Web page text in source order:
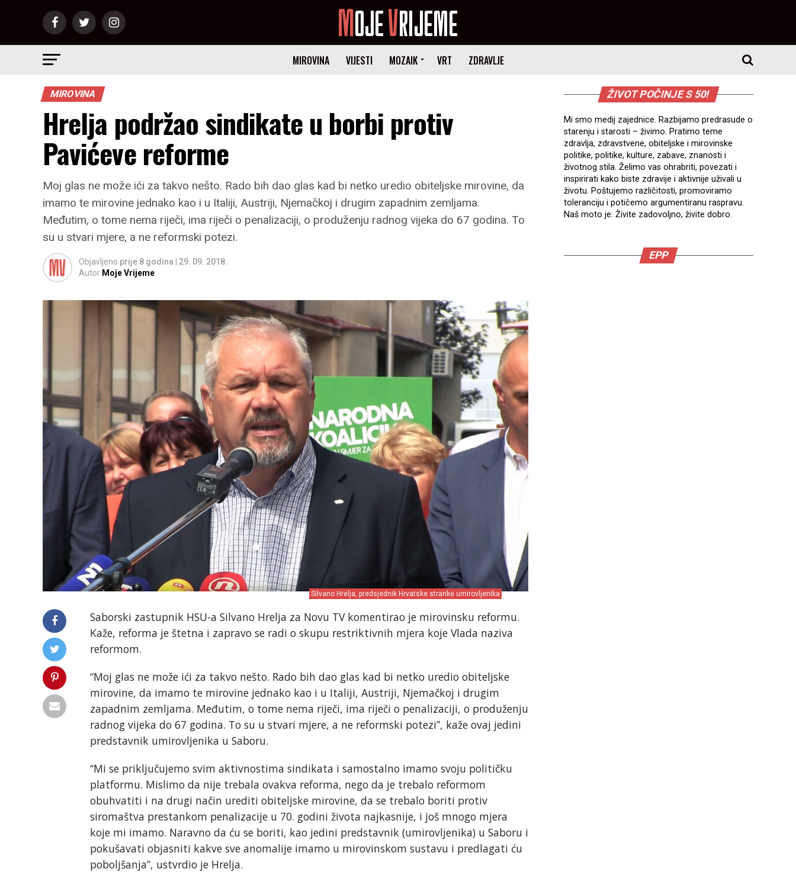
MIROVINA VIJESTI MOZAIK VRT ZDRAVLJE
MIROVINA
Hrelja podržao sindikate u borbi protiv
Pavićeve reforme
Moj glas ne može ići za takvo nešto. Rado bih dao glas kad bi netko uredio obiteljske mirovine, da
imamo te mirovine jednako kao i u Italiji, Austriji, Njemačkoj i drugim zapadnim zemljama.
Međutim, o tome nema riječi, ima riječi o penalizaciji, o produženju radnog vijeka do 67 godina. To
su u stvari mjere, a ne reformski potezi.
Objavljeno prije 8 godina
29. 09. 2018.
Autor Moje Vrijeme
Silvano Hrelja, predsjednik Hrvatske stranke umirovljenika
Saborski zastupnik HSU-a Silvano Hrelja za Novu TV komentirao je mirovinsku reformu.
Kaže, reforma je štetna i zapravo se radi o skupu restriktivnih mjera koje Vlada naziva
reformom.
“Moj glas ne može ići za takvo nešto. Rado bih dao glas kad bi netko uredio obiteljske
mirovine, da imamo te mirovine jednako kao i u Italiji, Austriji, Njemačkoj i drugim
zapadnim zemljama. Međutim, o tome nema riječi, ima riječi o penalizaciji, o produženju
radnog vijeka do 67 godina. To su u stvari mjere, a ne reformski potezi”, kaže ovaj jedini
predstavnik umirovljenika u Saboru.
“Mi se priključujemo svim aktivnostima sindikata i samostalno imamo svoju političku
platformu. Mislimo da nije trebala ovakva reforma, nego da je trebalo reformom
obuhvatiti i na drugi način urediti obiteljske mirovine, da se trebalo boriti protiv
siromaštva prestankom penalizacije u 70. godini života najkasnije, i još mnogo mjera
koje mi imamo. Naravno da ću se boriti, kao jedini predstavnik (umirovljenika) u Saboru i
pokušavati objasniti kakve sve anomalije imamo u mirovinskom sustavu i predlagati ću
poboljšanja”, ustvrdio je Hrelja.
ŽIVOT POČINJE S 50!
Mi smo medij zajednice. Razbijamo predrasude o
starenju i starosti – živimo. Pratimo teme
zdravlja, zdravstvene, obiteljske i mirovinske
politike, politike, kulture, zabave, znanosti i
životnog stila. Želimo vas ohrabriti, povezati i
inspirirati kako biste zdravije i aktivnije uživali u
životu. Poštujemo različitosti, promoviramo
toleranciju i potičemo argumentiranu raspravu.
Naš moto je: Živite zadovoljno, živite dobro.
EPP